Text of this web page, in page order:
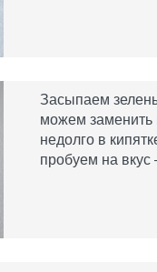
Засыпаем
можем
недолго в
пробуем на вкус